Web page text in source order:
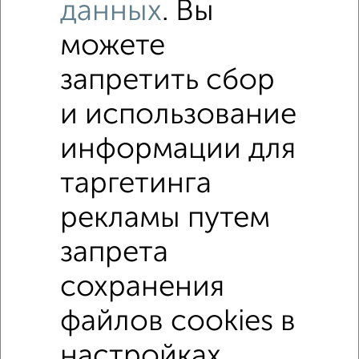
местам
Участок 30 сот., земля промназначения, в черте города
5 500 000
1 900 за сотку
Железнодорожный район, Балтийская 43
Агентство, 02.02.2021
ИЖС СНТ В черте города От собственника
данных. Вы
можете
запретить сбор
и использование
информации для
таргетинга
рекламы путем
запрета
сохранения
файлов cookies в